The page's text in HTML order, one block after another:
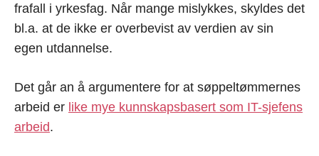
frafall i yrkesfag. Når mange mislykkes, skyldes det
bl.a. at de ikke er overbevist av verdien av sin
egen utdannelse.
Det går an å argumentere for at søppeltømmernes
arbeid er like mye kunnskapsbasert som IT-sjefens
arbeid.